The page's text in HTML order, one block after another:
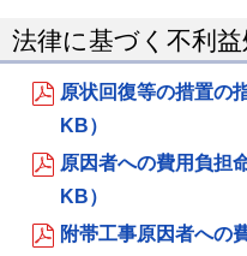
法律に基づく不利
原状回復等の措置の
KB）
原因者への費用負担
KB）
附帯工事原因者への